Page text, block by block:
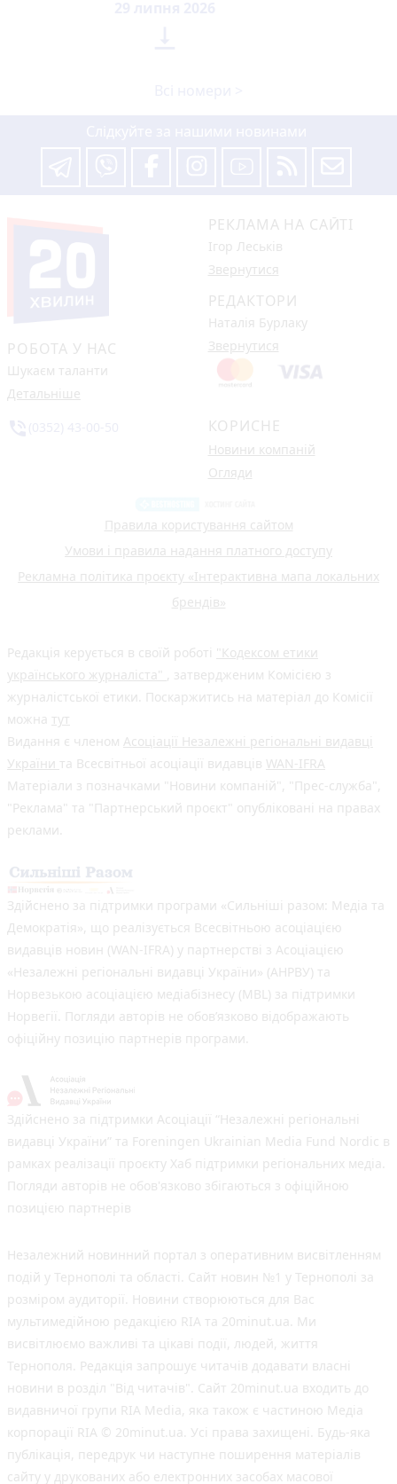
РОБОТА У НАС
Шукаєм таланти
Детальніше
РЕКЛАМА НА САЙТІ
Ігор Леськів
Звернутися
РЕДАКТОРИ
Наталія Бурлаку
Звернутися
КОРИСНЕ
Новини компаній
Огляди
Правила користування сайтом
Умови і правила надання платного доступу
Рекламна політика проєкту «Інтерактивна мапа локальних
брендів»
Редакція керується в своїй роботі "Кодексом етики
українського журналіста" , затвердженим Комісією з
журналістської етики. Поскаржитись на матеріал до Комісії
можна тут
Видання є членом Асоціації Незалежні регіональні видавці
України та Всесвітньої асоціації видавців WAN-IFRA
Матеріали з позначками "Новини компаній", "Прес-служба",
"Реклама" та "Партнерський проєкт" опубліковані на правах
реклами.
Здійснено за підтримки програми «Сильніші разом: Медіа та
Демократія», що реалізується Всесвітньою асоціацією
видавців новин (WAN-IFRA) у партнерстві з Асоціацією
«Незалежні регіональні видавці України» (АНРВУ) та
Норвезькою асоціацією медіабізнесу (MBL) за підтримки
Норвегії. Погляди авторів не обов’язково відображають
офіційну позицію партнерів програми.
Здійснено за підтримки Асоціації “Незалежні регіональні
видавці України” та Foreningen Ukrainian Media Fund Nordic в
рамках реалізації проєкту Хаб підтримки регіональних медіа.
Погляди авторів не обов'язково збігаються з офіційною
позицією партнерів
Незалежний новинний портал з оперативним висвітленням
подій у Тернополі та області. Сайт новин №1 у Тернополі за
розміром аудиторії. Новини створюються для Вас
мультимедійною редакцією RIA та 20minut.ua. Ми
висвітлюємо важливі та цікаві події, людей, життя
Тернополя. Редакція запрошує читачів додавати власні
новини в розділ "Від читачів". Сайт 20minut.ua входить до
видавничої групи RIA Media, яка також є частиною Медіа
корпорації RIA © 20minut.ua. Усі права захищені. Будь-яка
публiкацiя, передрук чи наступне поширення матеріалів
сайту у друкованих або електронних засобах масової